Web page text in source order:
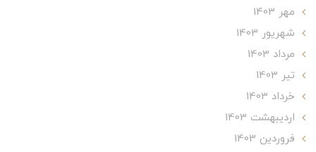
مهر 1403
شهریور 1403
مرداد 1403
تير 1403
خرداد 1403
ارديبهشت 1403
فروردین 1403